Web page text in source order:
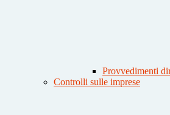
Provvedimenti
Controlli sulle imprese